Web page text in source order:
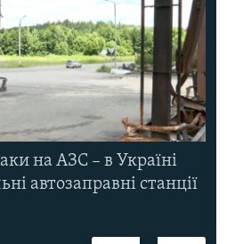
на АЗС – в Україні
автозаправні станції